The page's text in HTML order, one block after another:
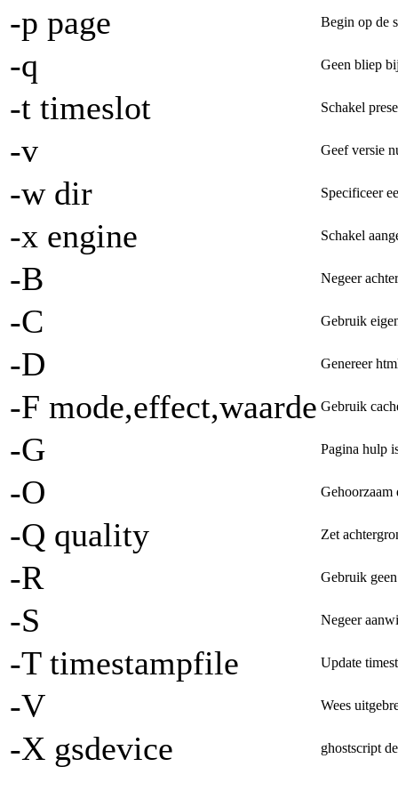
-p page Begin op de
-q Geen bliep
-t timeslot Schakel
-v Geef versie
-w dir Specificeer
-x engine Schakel
-B Negeer
-C Gebruik
-D Genereer
-F mode,effect,waarde Gebruik
-G Pagina hulp
-O Gehoorzaam
-Q quality Zet
-R Gebruik
-S Negeer
-T timestampfile Update
-V Wees
-X gsdevice ghostscript